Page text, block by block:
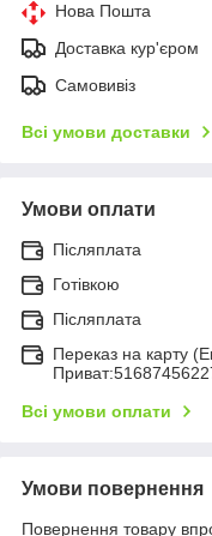
Нова Пошта
Доставка кур'єром
Самовивіз
Всі умови доставки
Умови оплати
Післяплата
Готівкою
Післяплата
Переказ на карту
Всі умови оплати
Умови повернення
Повернення товару